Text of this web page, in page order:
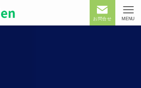
お問合せ MENU